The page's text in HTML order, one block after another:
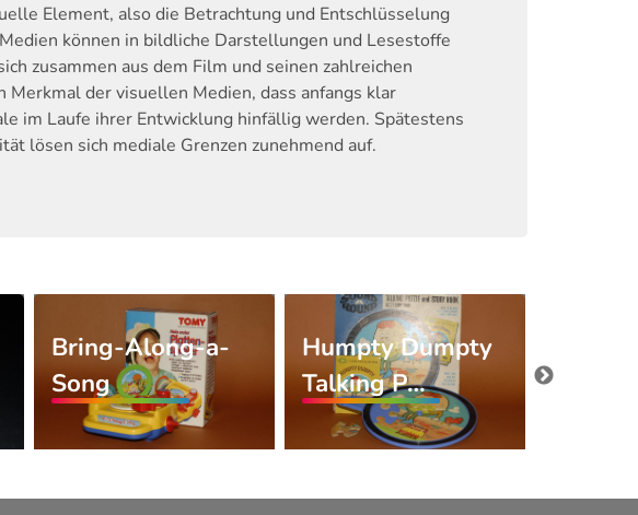
Element, also die Betrachtung und Entschlüsselung
können in bildliche Darstellungen und Lesestoffe
zusammen aus dem Film und seinen zahlreichen
Merkmal der visuellen Medien, dass anfangs klar
im Laufe ihrer Entwicklung hinfällig werden. Spätestens
lösen sich mediale Grenzen zunehmend auf.
Bring-Along-a-
Song
Humpty Dumpty
Talking P…